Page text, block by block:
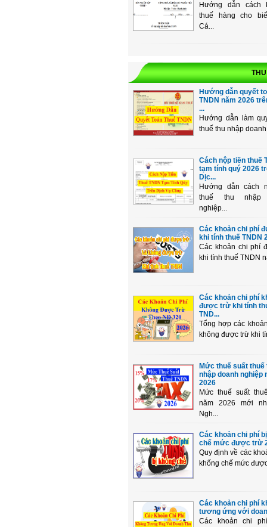
Hướng dẫn cách
thuế hàng cho
Cá...
Hướng dẫn quyết
TNDN năm 2026
...
Hướng dẫn làm
thuế thu nhập
Cách nộp tiền thuế
tạm tính quý 2026
Dịc...
Hướng dẫn cách
thuế thu nhập
nghiệp...
Các khoản chi phí
khi tính thuế TNDN
Các khoản chi phí
khi tính thuế TNDN
Các khoản chi phí
được trừ khi tính
TND...
Tổng hợp các
không được trừ khi
Mức thuế suất thuế
nhập doanh nghiệp
2026
Mức thuế suất
năm 2026 mới
Ngh...
Các khoản chi phí
chế mức được trừ
Quy định về các
khống chế mức
Các khoản chi phí
tương ứng với
Các khoản chi